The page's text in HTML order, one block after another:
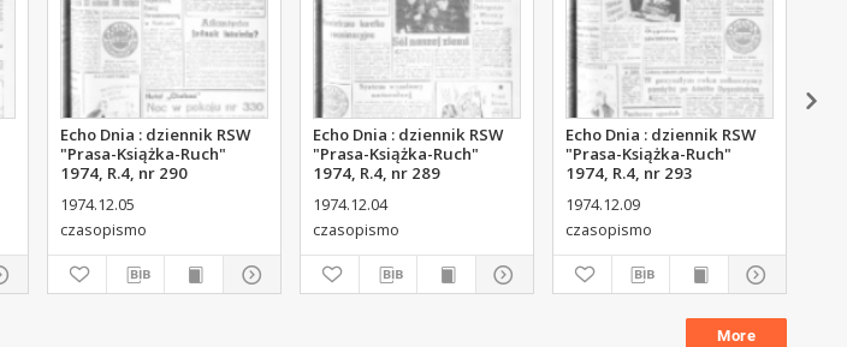
Echo Dnia : dziennik RSW
"Prasa-Książka-Ruch"
1974, R.4, nr 290
1974.12.05
czasopismo
Echo Dnia : dziennik RSW
"Prasa-Książka-Ruch"
1974, R.4, nr 289
1974.12.04
czasopismo
Echo Dnia : dziennik RSW
"Prasa-Książka-Ruch"
1974, R.4, nr 293
1974.12.09
czasopismo
More